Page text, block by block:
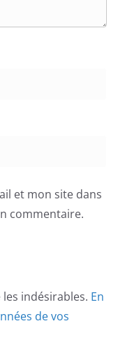
et mon site dans
commentaire.
indésirables. En
de vos